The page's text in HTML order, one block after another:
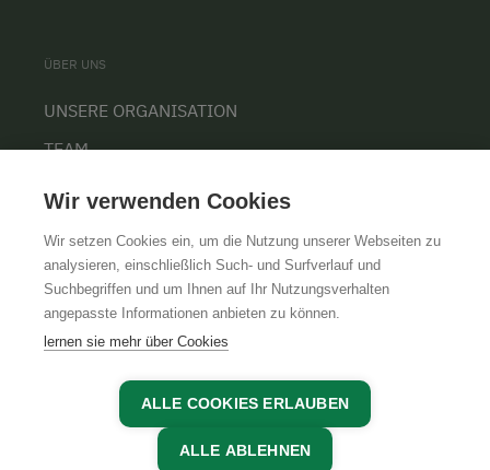
ÜBER UNS
UNSERE ORGANISATION
TEAM
AGBIMPRESSUMDATENSCHUTZ
Wir verwenden Cookies
Wir setzen Cookies ein, um die Nutzung unserer Webseiten zu
analysieren, einschließlich Such- und Surfverlauf und
Suchbegriffen und um Ihnen auf Ihr Nutzungsverhalten
angepasste Informationen anbieten zu können.
lernen sie mehr über Cookies
ALLE COOKIES ERLAUBEN
ALLE ABLEHNEN